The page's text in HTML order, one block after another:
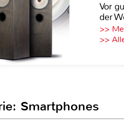
Vor
der
>>
>>
Smartphones